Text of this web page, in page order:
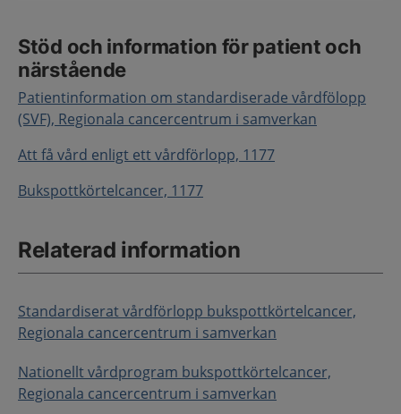
Stöd och information för patient och
närstående
Patientinformation om standardiserade vårdfölopp
(SVF), Regionala cancercentrum i samverkan
Att få vård enligt ett vårdförlopp, 1177
Bukspottkörtelcancer, 1177
Relaterad information
Standardiserat vårdförlopp bukspottkörtelcancer,
Regionala cancercentrum i samverkan
Nationellt vårdprogram bukspottkörtelcancer,
Regionala cancercentrum i samverkan